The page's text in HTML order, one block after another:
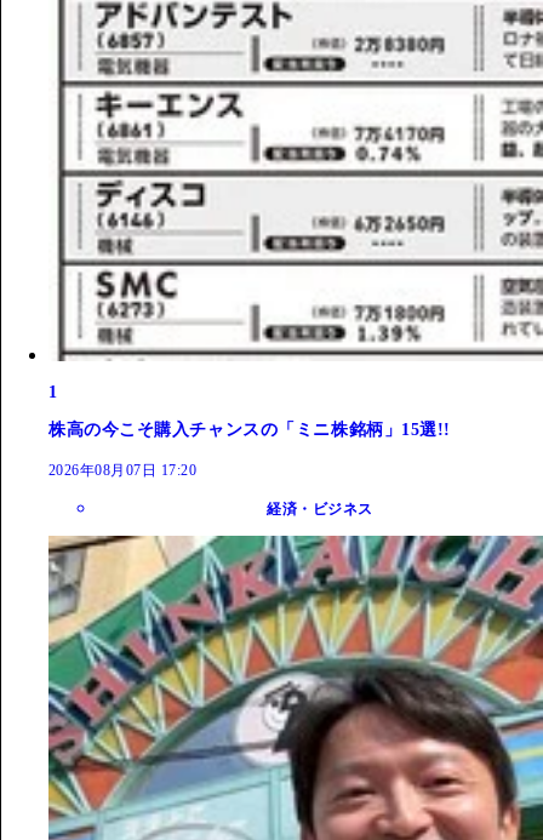
1
株高の今こそ購入チャンスの「ミニ株銘柄」15選!!
2026年08月07日 17:20
経済・ビジネス